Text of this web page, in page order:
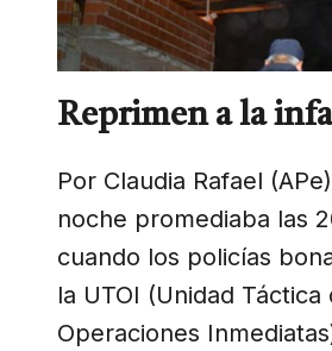
Reprimen a la
Por Claudia Rafael
noche promediaba las
cuando los policías
la UTOI (Unidad Táctica
Operaciones